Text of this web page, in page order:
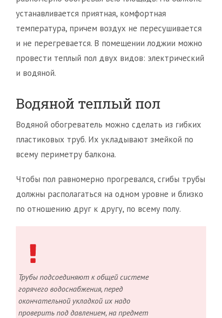
устанавливается приятная, комфортная
температура, причем воздух не пересушивается
и не перегревается. В помещении лоджии можно
провести теплый пол двух видов: электрический
и водяной.
Водяной теплый пол
Водяной обогреватель можно сделать из гибких
пластиковых труб. Их укладывают змейкой по
всему периметру балкона.
Чтобы пол равномерно прогревался, сгибы трубы
должны располагаться на одном уровне и близко
по отношению друг к другу, по всему полу.
Трубы подсоединяют к общей системе
горячего водоснабжения, перед
окончательной укладкой их надо
проверить под давлением, на предмет